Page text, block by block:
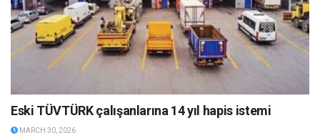
Eski TÜVTÜRK çalışanlarına 14 yıl hapis istemi
MARCH 30, 2026